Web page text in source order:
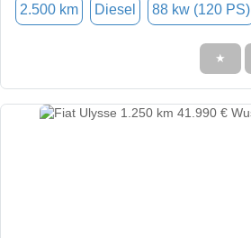
2.500 km Diesel 88 kw (120 PS)
★